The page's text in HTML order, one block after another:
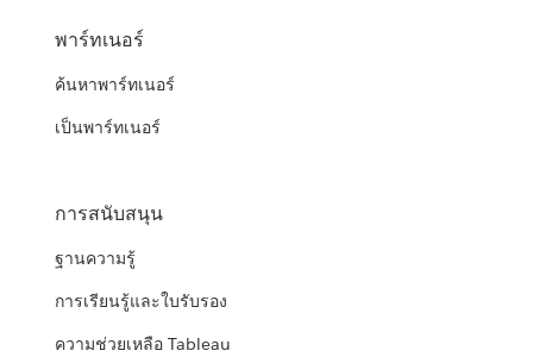
พาร์ทเนอร์
ค้นหาพาร์ทเนอร์
เป็นพาร์ทเนอร์
การสนับสนุน
ฐานความรู้
การเรียนรู้และใบรับรอง
ความช่วยเหลือ Tableau